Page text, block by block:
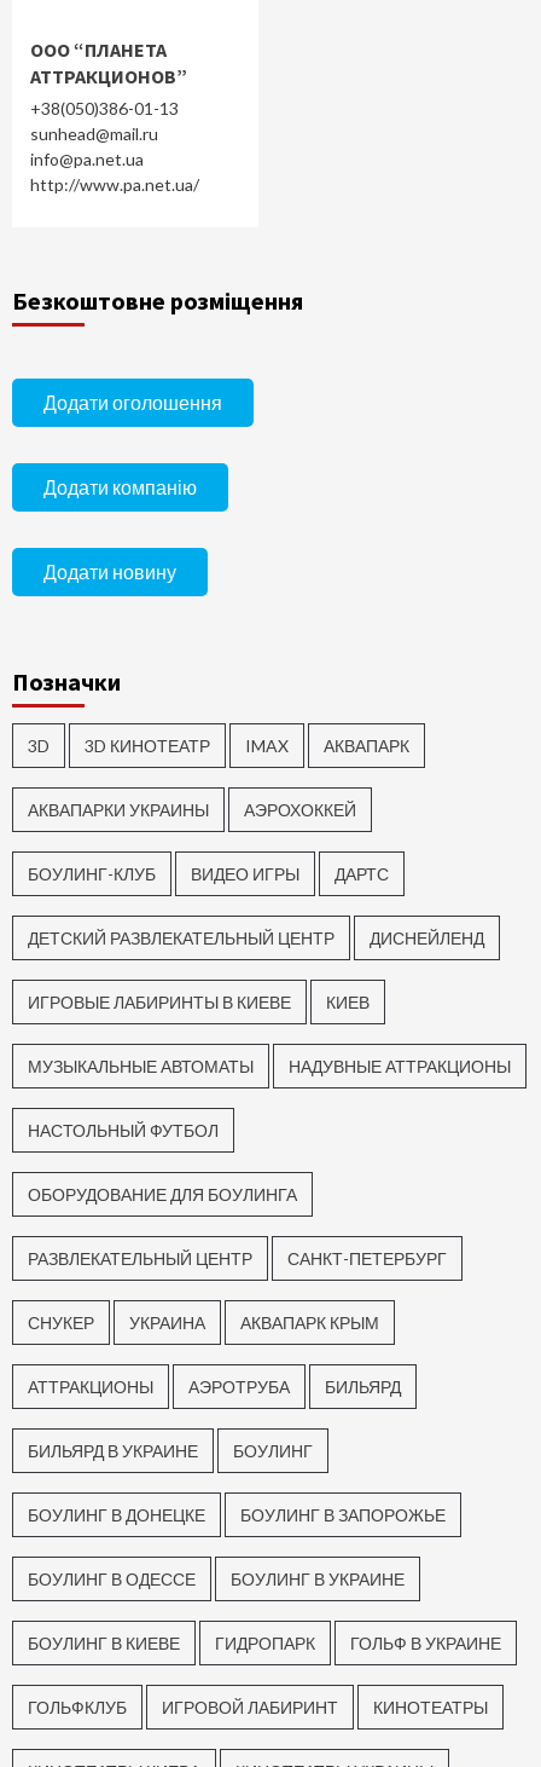
ООО “ПЛАНЕТА
АТТРАКЦИОНОВ”
+38(050)386-01-13
sunhead@mail.ru
info@pa.net.ua
http://www.pa.net.ua/
Безкоштовне розміщення
Додати оголошення
Додати компанію
Додати новину
Позначки
3D 3D КИНОТЕАТР IMAX АКВАПАРК
АКВАПАРКИ УКРАИНЫ АЭРОХОККЕЙ
БОУЛИНГ-КЛУБ ВИДЕО ИГРЫ ДАРТС
ДЕТСКИЙ РАЗВЛЕКАТЕЛЬНЫЙ ЦЕНТР ДИСНЕЙЛЕНД
ИГРОВЫЕ ЛАБИРИНТЫ В КИЕВЕ КИЕВ
МУЗЫКАЛЬНЫЕ АВТОМАТЫ НАДУВНЫЕ АТТРАКЦИОНЫ
НАСТОЛЬНЫЙ ФУТБОЛ
ОБОРУДОВАНИЕ ДЛЯ БОУЛИНГА
РАЗВЛЕКАТЕЛЬНЫЙ ЦЕНТР САНКТ-ПЕТЕРБУРГ
СНУКЕР УКРАИНА АКВАПАРК КРЫМ
АТТРАКЦИОНЫ АЭРОТРУБА БИЛЬЯРД
БИЛЬЯРД В УКРАИНЕ БОУЛИНГ
БОУЛИНГ В ДОНЕЦКЕ БОУЛИНГ В ЗАПОРОЖЬЕ
БОУЛИНГ В ОДЕССЕ БОУЛИНГ В УКРАИНЕ
БОУЛИНГ В КИЕВЕ ГИДРОПАРК ГОЛЬФ В УКРАИНЕ
ГОЛЬФКЛУБ ИГРОВОЙ ЛАБИРИНТ КИНОТЕАТРЫ